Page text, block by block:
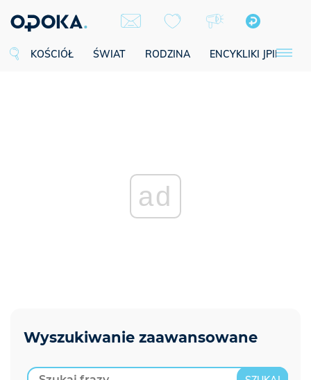
KOŚCIÓŁ ŚWIAT RODZINA ENCYKLIKI JPII
ad